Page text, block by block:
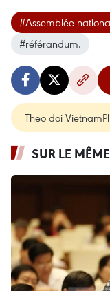
#Assemblée
#référandum.
Theo dõi
SUR LE